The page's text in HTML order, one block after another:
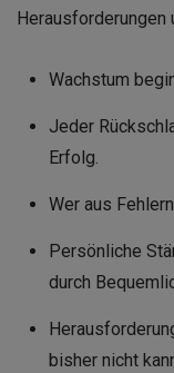
Herausforderungen
Wachstum
Jeder
Erfolg.
Wer aus
Persönliche
durch
bisher nicht